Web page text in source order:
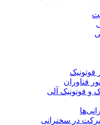
فوتونیک
فناوران
و فوتونیک آلی
در سخنرانی